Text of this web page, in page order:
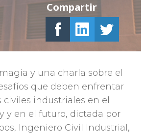
y una charla sobre el
que deben enfrentar
civiles industriales en el
y en el futuro, dictada por
Ingeniero Civil Industrial,
Compartir